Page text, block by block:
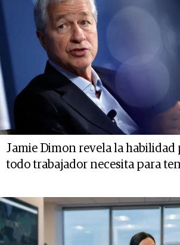
Jamie Dimon revela la habilidad
todo trabajador necesita para